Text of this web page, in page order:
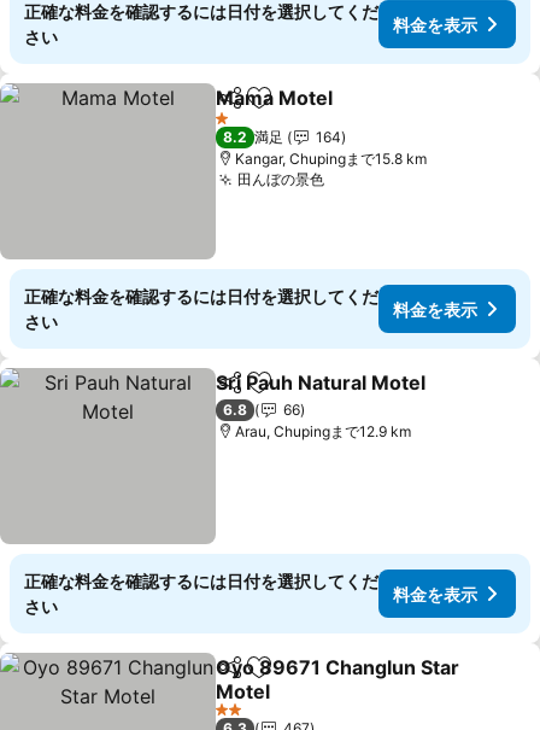
正確な料金を確認するには日付を選択してくだ
さい
料金を表示
シェアお気に入りに追加
Mama Motel
1 ホテルのランク
8.2 満足
164
Kangar, Chupingまで15.8 km
田んぼの景色料金を表示
正確な料金を確認するには日付を選択してくだ
さい
料金を表示
シェアお気に入りに追加
Sri Pauh Natural Motel
6.8
66
Arau, Chupingまで12.9 km
正確な料金を確認するには日付を選択してくだ
さい
料金を表示
シェアお気に入りに追加
Oyo 89671 Changlun Star
Motel
料金を表示
2 ホテルのランク